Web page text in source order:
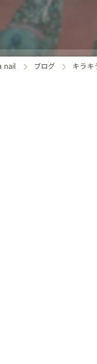
3D
nail ブログ キラ